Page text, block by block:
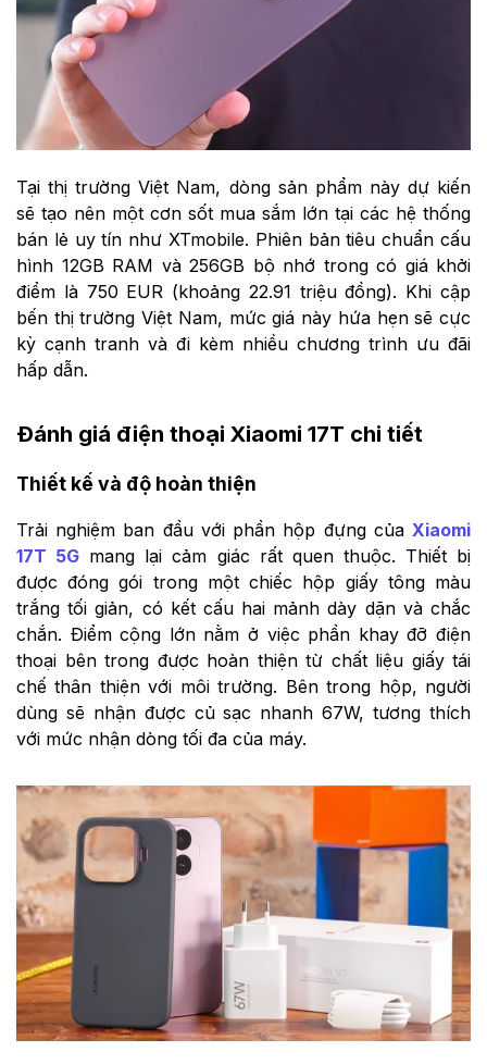
Tại thị trường Việt Nam, dòng sản phẩm này dự kiến
sẽ tạo nên một cơn sốt mua sắm lớn tại các hệ thống
bán lẻ uy tín như XTmobile. Phiên bản tiêu chuẩn cấu
hình 12GB RAM và 256GB bộ nhớ trong có giá khởi
điểm là 750 EUR (khoảng 22.91 triệu đồng). Khi cập
bến thị trường Việt Nam, mức giá này hứa hẹn sẽ cực
kỳ cạnh tranh và đi kèm nhiều chương trình ưu đãi
hấp dẫn.
Đánh giá điện thoại Xiaomi 17T chi tiết
Thiết kế và độ hoàn thiện
Trải nghiệm ban đầu với phần hộp đựng của Xiaomi
17T 5G mang lại cảm giác rất quen thuộc. Thiết bị
được đóng gói trong một chiếc hộp giấy tông màu
trắng tối giản, có kết cấu hai mảnh dày dặn và chắc
chắn. Điểm cộng lớn nằm ở việc phần khay đỡ điện
thoại bên trong được hoàn thiện từ chất liệu giấy tái
chế thân thiện với môi trường. Bên trong hộp, người
dùng sẽ nhận được củ sạc nhanh 67W, tương thích
với mức nhận dòng tối đa của máy.